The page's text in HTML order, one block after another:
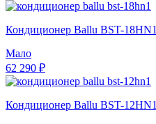
Кондиционер Ballu BST-18HN1
Мало
62 290 ₽
Кондиционер Ballu BST-12HN1